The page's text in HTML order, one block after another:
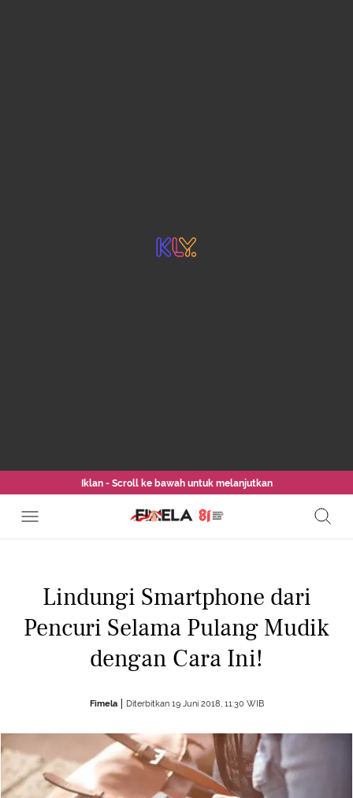
Iklan - Scroll ke bawah untuk melanjutkan
Lindungi Smartphone dari
Pencuri Selama Pulang Mudik
dengan Cara Ini!
Fimela Diterbitkan 19 Juni 2018, 11:30 WIB